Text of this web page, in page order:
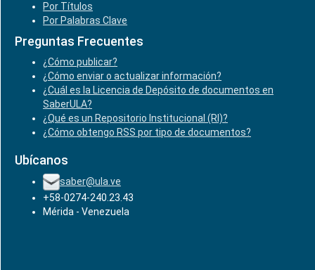
Por Títulos
Por Palabras Clave
Preguntas Frecuentes
¿Cómo publicar?
¿Cómo enviar o actualizar información?
¿Cuál es la Licencia de Depósito de documentos en
SaberULA?
¿Qué es un Repositorio Institucional (RI)?
¿Cómo obtengo RSS por tipo de documentos?
Ubícanos
saber@ula.ve
+58-0274-240.23.43
Mérida - Venezuela